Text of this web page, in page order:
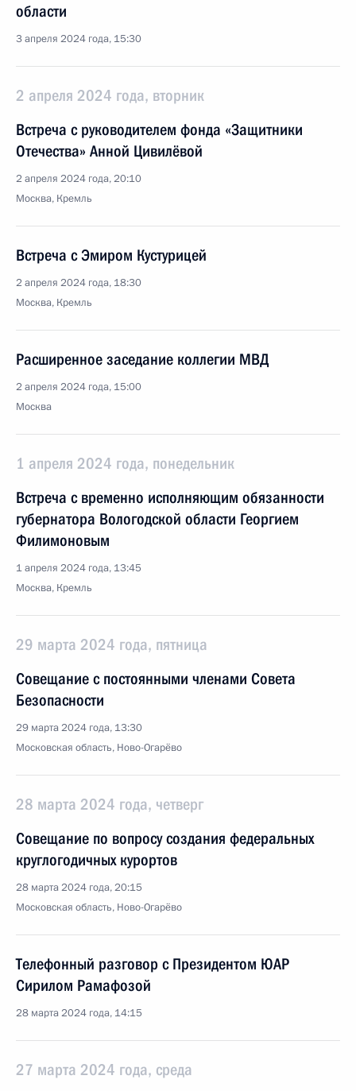
области
3 апреля 2024 года, 15:30
2 апреля 2024 года, вторник
Встреча с руководителем фонда «Защитники
Отечества» Анной Цивилёвой
2 апреля 2024 года, 20:10
Москва, Кремль
Встреча с Эмиром Кустурицей
2 апреля 2024 года, 18:30
Москва, Кремль
Расширенное заседание коллегии МВД
2 апреля 2024 года, 15:00
Москва
1 апреля 2024 года, понедельник
Встреча с временно исполняющим обязанности
губернатора Вологодской области Георгием
Филимоновым
1 апреля 2024 года, 13:45
Москва, Кремль
29 марта 2024 года, пятница
Совещание с постоянными членами Совета
Безопасности
29 марта 2024 года, 13:30
Московская область, Ново-Огарёво
28 марта 2024 года, четверг
Совещание по вопросу создания федеральных
круглогодичных курортов
28 марта 2024 года, 20:15
Московская область, Ново-Огарёво
Телефонный разговор с Президентом ЮАР
Сирилом Рамафозой
28 марта 2024 года, 14:15
27 марта 2024 года, среда